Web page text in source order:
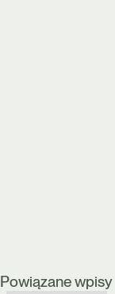
Powiązane wpisy